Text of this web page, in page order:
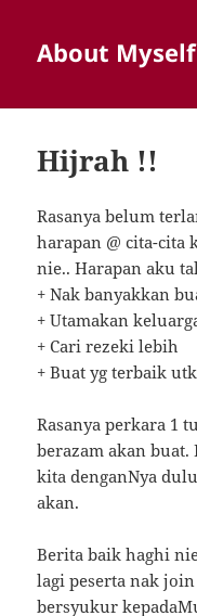
About Myself
Hijrah !!
Rasanya belum
harapan @ cita-cita
nie.. Harapan aku
+ Nak banyakkan
+ Utamakan
+ Cari rezeki lebih
+ Buat yg terbaik
Rasanya perkara 1
berazam akan
kita denganNya
akan.
Berita baik haghi
lagi peserta nak
bersyukur